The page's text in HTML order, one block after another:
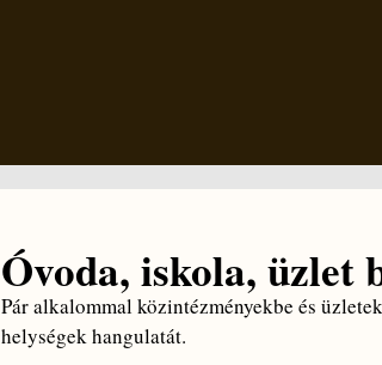
Óvoda, iskola, üzlet
Pár alkalommal közintézményekbe és
helységek hangulatát.